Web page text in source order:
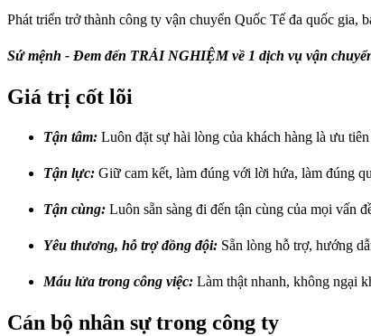
Phát triển trở thành công ty vận chuyển Quốc Tế đa quốc
Sứ mệnh - Đem đến TRẢI NGHIỆM về 1 dịch vụ vận
Giá trị cốt lõi
Tận tâm: Luôn đặt sự hài lòng của khách hàng là ưu
Tận lực: Giữ cam kết, làm đúng với lời hứa, làm đúng
Tận cùng: Luôn sẵn sàng đi đến tận cùng của mọi vấn
Yêu thương, hỗ trợ đồng đội: Sẵn lòng hỗ trợ, hướng
Máu lửa trong công việc: Làm thật nhanh, không ngại
Cán bộ nhân sự trong công ty